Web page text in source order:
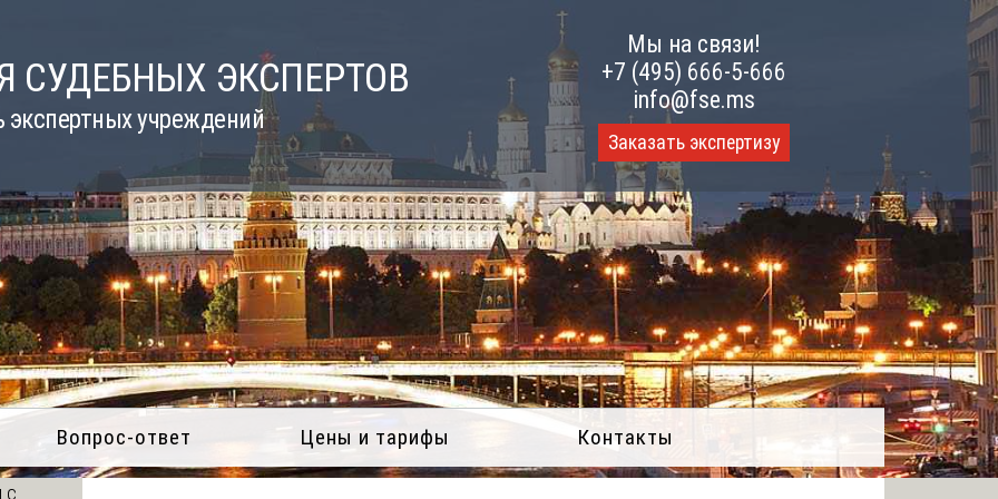
СУДЕБНЫХ ЭКСПЕРТОВ
экспертных учреждений
Мы на связи!
+7 (495) 666-5-666
info@fse.ms
Заказать экспертизу
Вопрос-ответ Цены и тарифы Контакты
с